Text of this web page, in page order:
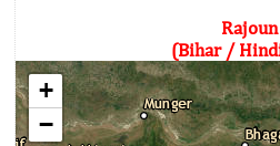
Rajoun
(Bihar /
+
−